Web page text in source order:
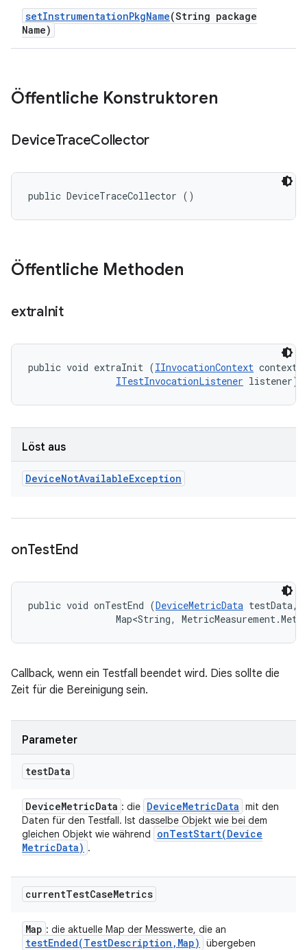
setInstrumentationPkgName(String package
Name)
Öffentliche Konstruktoren
DeviceTraceCollector
public DeviceTraceCollector ()
Öffentliche Methoden
extraInit
public void extraInit (IInvocationContext
ITestInvocationListener listener)
Löst aus
DeviceNotAvailableException
onTestEnd
public void onTestEnd (DeviceMetricData testData,
Map<String,
Callback, wenn ein Testfall beendet wird. Dies sollte die
Zeit für die Bereinigung sein.
Parameter
testData
DeviceMetricData : die DeviceMetricData mit den
Daten für den Testfall. Ist dasselbe Objekt wie bei dem
gleichen Objekt wie während
onTestStart(Device
MetricData) .
currentTestCaseMetrics
Map : die aktuelle Map der Messwerte, die an
testEnded(TestDescription , Map)
übergeben